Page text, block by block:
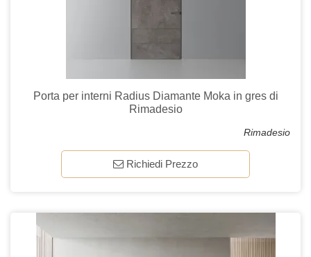
Porta per interni Radius Diamante Moka in gres di
Rimadesio
Rimadesio
Richiedi Prezzo